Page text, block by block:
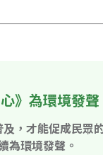
》為環境發聲
，才能促成民眾
為環境發聲。